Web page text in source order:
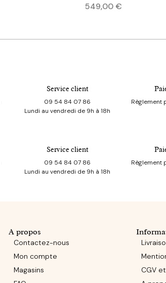
Prix
549,00 €
Service client
09 54 84 07 86
Lundi au vendredi de 9h à 18h
Règlement
Service client
09 54 84 07 86
Lundi au vendredi de 9h à 18h
Règlement
A propos
Contactez-nous
Mon compte
Magasins
CGV